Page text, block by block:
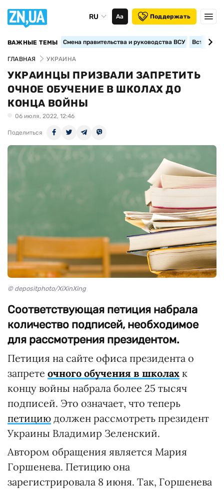
RU Аа Поддержать
ВАЖНЫЕ ТЕМЫ Смена правительства и руководства ВСУ
ГЛАВНАЯ УКРАИНА
УКРАИНЦЫ ПРИЗВАЛИ ЗАПРЕТИТЬ
ОЧНОЕ ОБУЧЕНИЕ В ШКОЛАХ ДО
КОНЦА ВОЙНЫ
06 июля, 2022, 12:46
Поделиться
© depositphoto/XiXinXing
Соответствующая петиция набрала
количество подписей, необходимое
для рассмотрения президентом.
Петиция на сайте офиса президента о
запрете очного обучения в школах к
концу войны набрала более 25 тысяч
подписей. Это означает, что теперь
петицию должен рассмотреть президент
Украины Владимир Зеленский.
Автором обращения является Мария
Горшенева. Петицию она
зарегистрировала 8 июня. Так, Горшенева